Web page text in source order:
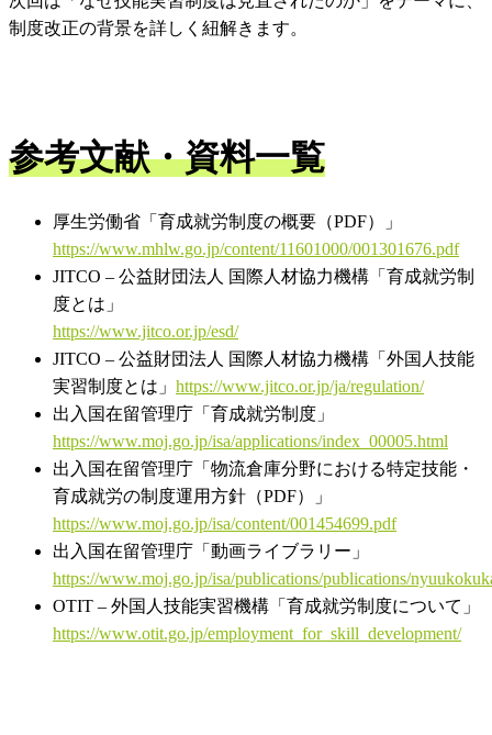
制度改正の背景を詳しく紐解きます。
参考文献・資料一覧
厚生労働省「育成就労制度の概要（PDF）」
https://www.mhlw.go.jp/content/11601000/001301676.pdf
JITCO – 公益財団法人 国際人材協力機構「育成就労制
度とは」
https://www.jitco.or.jp/esd/
JITCO – 公益財団法人 国際人材協力機構「外国人技能
実習制度とは」 https://www.jitco.or.jp/ja/regulation/
出入国在留管理庁「育成就労制度」
https://www.moj.go.jp/isa/applications/index_00005.html
出入国在留管理庁「物流倉庫分野における特定技能・
育成就労の制度運用方針（PDF）」
https://www.moj.go.jp/isa/content/001454699.pdf
出入国在留管理庁「動画ライブラリー」
https://www.moj.go.jp/isa/publications/publications/
OTIT – 外国人技能実習機構「育成就労制度について」
https://www.otit.go.jp/employment_for_skill_development/